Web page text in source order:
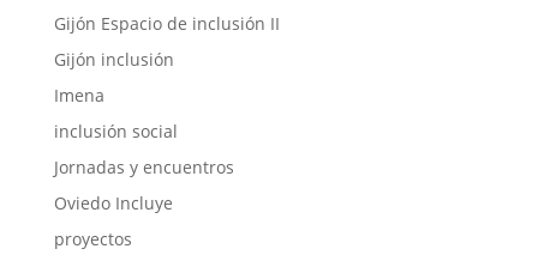
Gijón Espacio de inclusión II
Gijón inclusión
Imena
inclusión social
Jornadas y encuentros
Oviedo Incluye
proyectos